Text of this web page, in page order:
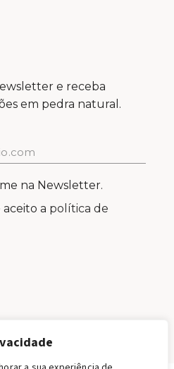
e receba
em pedra natural.
na Newsletter.
a política de